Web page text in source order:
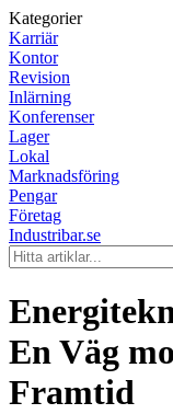
Kategorier
Karriär
Kontor
Revision
Inlärning
Konferenser
Lager
Lokal
Marknadsföring
Pengar
Företag
Industribar.se
En Väg
Framtid